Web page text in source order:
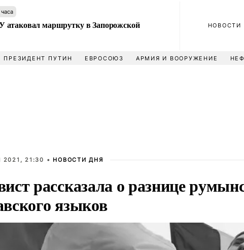
атаковал маршрутку в Запорожской
НОВОСТИ
ПРЕЗИДЕНТ ПУТИН ЕВРОСОЮЗ АРМИЯ И ВООРУЖЕНИЕ
21:30 • НОВОСТИ ДНЯ
рассказала о разнице
языков